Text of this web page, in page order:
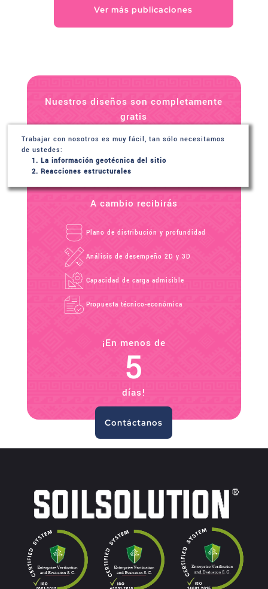
estimar la resistencia última por punta bajo distintas
condiciones de suelo, desde arcillas saturadas hasta
Ver más publicaciones
Nuestros diseños son completamente
gratis
Trabajar con nosotros es muy fácil, tan sólo necesitamos
de ustedes:
La información geotécnica del sitio
Reacciones estructurales
A cambio recibirás
¡En menos de
5
días!
Plano de distribución y profundidad
Análisis de desempeño 2D y 3D
Capacidad de carga admisible
Propuesta técnico-económica
Contáctanos